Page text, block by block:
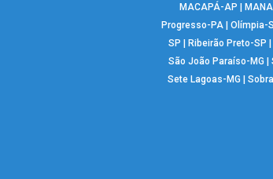
MACAPÁ-AP |
Progresso-PA| Olímpia-
SP | Ribeirão Preto-SP |
São João Paraíso-MG |
Sete Lagoas-MG |